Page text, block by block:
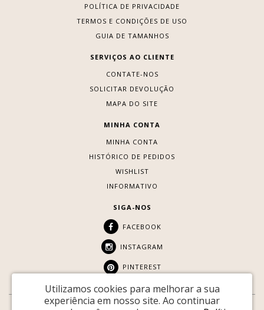
POLÍTICA DE PRIVACIDADE
TERMOS E CONDIÇÕES DE USO
GUIA DE TAMANHOS
SERVIÇOS AO CLIENTE
CONTATE-NOS
SOLICITAR DEVOLUÇÃO
MAPA DO SITE
MINHA CONTA
MINHA CONTA
HISTÓRICO DE PEDIDOS
WISHLIST
INFORMATIVO
SIGA-NOS
FACEBOOK
INSTAGRAM
PINTEREST
Utilizamos cookies para melhorar a sua
experiência em nosso site. Ao continuar